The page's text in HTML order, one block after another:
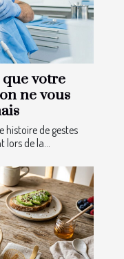
votre
ne vous
histoire de gestes
de la...